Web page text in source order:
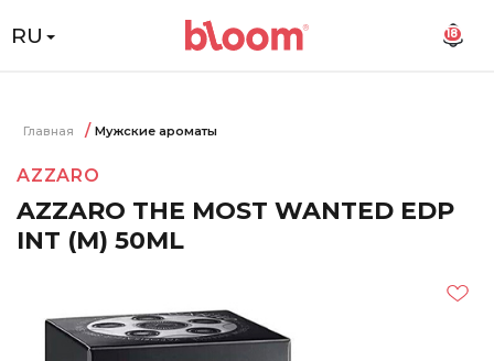
RU 18
Главная Мужские ароматы
AZZARO
AZZARO THE MOST WANTED EDP
INT (M) 50ML